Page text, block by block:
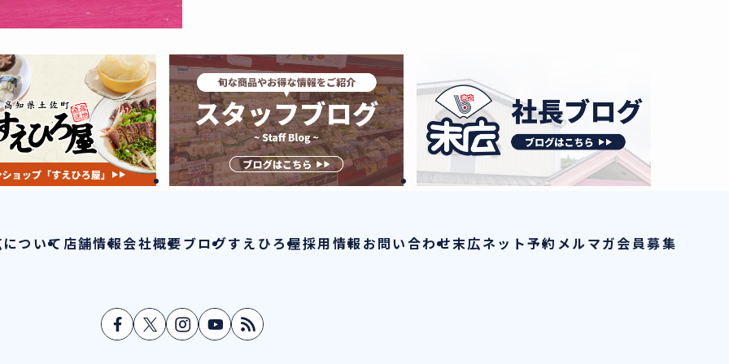
ついて 店舗情報会社概要ブログすえひろ屋採用情報お問い合わせ末広ネット予約 メルマガ会員募集